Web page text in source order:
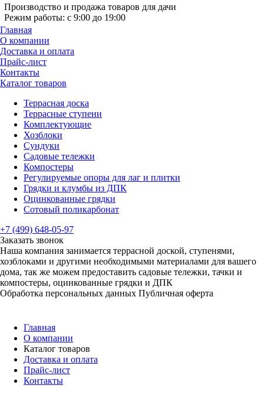
Производство и продажа товаров для дачи
Режим работы: с 9:00 до 19:00
Главная
О компании
Доставка и оплата
Прайс-лист
Контакты
Каталог товаров
Террасная доска
Террасные ступени
Комплектующие
Хозблоки
Сундуки
Садовые тележки
Компостеры
Регулируемые опоры для лаг и плитки
Грядки и клумбы из ДПК
Оцинкованные грядки
Сотовый поликарбонат
+7 (499) 648-05-97
Заказать звонок
Наша компания занимается террасной доской, ступенями,
хозблоками и другими необходимыми материалами для вашего
дома, так же можем предоставить садовые тележки, тачки и
компостеры, оцинкованные грядки и ДПК
Обработка персональных данных Публичная оферта
Главная
О компании
Каталог товаров
Доставка и оплата
Прайс-лист
Контакты